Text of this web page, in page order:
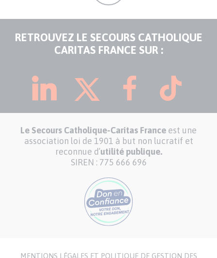
RETROUVEZ LE SECOURS CATHOLIQUE
CARITAS FRANCE SUR :
Le Secours Catholique-Caritas France est une
association loi de 1901 à but non lucratif et
reconnue d’utilité publique.
SIREN : 775 666 696
MENTIONS LÉGALES ET POLITIQUE DE GESTION DES